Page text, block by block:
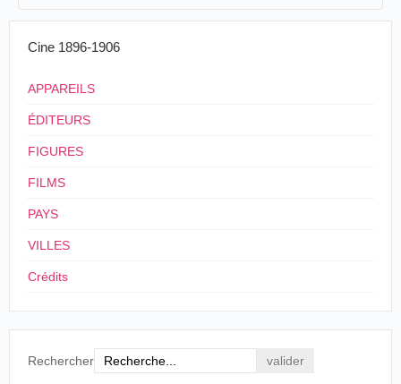
[15/01/1902]- [15/01/1902]
Cine 1896-1906
APPAREILS
ÉDITEURS
FIGURES
FILMS
PAYS
VILLES
Crédits
Rechercher